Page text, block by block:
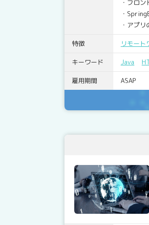
・フロ
・
・アプ
特徴 リモート
キーワード Java
雇用期間 ASAP